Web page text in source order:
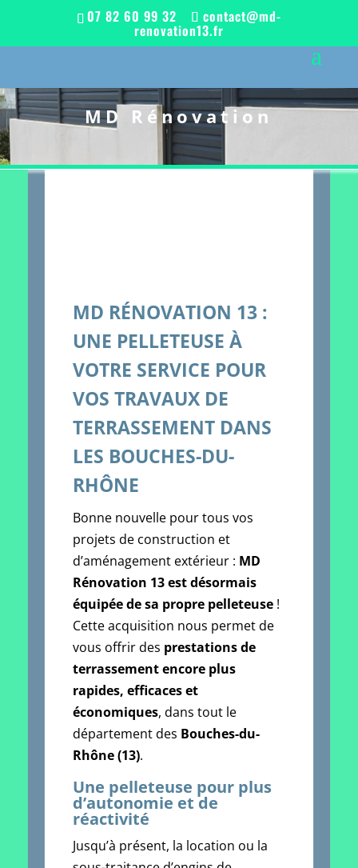
07 82 60 99 32 contact@md-
renovation13.fr
MD Rénovation
MD RÉNOVATION 13 :
UNE PELLETEUSE À
VOTRE SERVICE POUR
VOS TRAVAUX DE
TERRASSEMENT DANS
LES BOUCHES-DU-
RHÔNE
Bonne nouvelle pour tous vos
projets de construction et
d’aménagement extérieur : MD
Rénovation 13 est désormais
équipée de sa propre pelleteuse !
Cette acquisition nous permet de
vous offrir des prestations de
terrassement encore plus
rapides, efficaces et
économiques, dans tout le
département des Bouches-du-
Rhône (13).
Une pelleteuse pour plus
d’autonomie et de
réactivité
Jusqu’à présent, la location ou la